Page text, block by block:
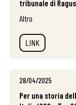
tribunale di
Altro
LINK
28/04/2025
Per una storia